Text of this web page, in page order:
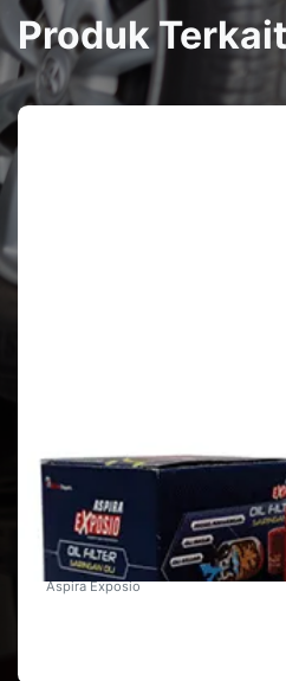
Produk Terkait
Oil Filter Aspira Exposio Kijang
Aspira Exposio